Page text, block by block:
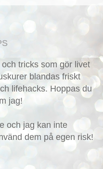
tricks som gör livet
blandas friskt
lifehacks. Hoppas du
jag!
och jag kan inte
dem på egen risk!